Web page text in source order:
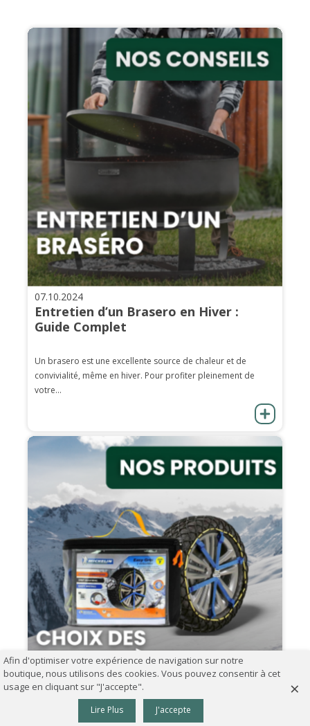
07.10.2024
Entretien d’un Brasero en Hiver :
Guide Complet
Un brasero est une excellente source de chaleur et de
convivialité, même en hiver. Pour profiter pleinement de
votre...
Comment choisir ses chaînes à neige ?
0
Afin d'optimiser votre expérience de navigation sur notre
boutique, nous utilisons des cookies. Vous pouvez consentir à cet
usage en cliquant sur "J'accepte".
Lire Plus J'accepte
×